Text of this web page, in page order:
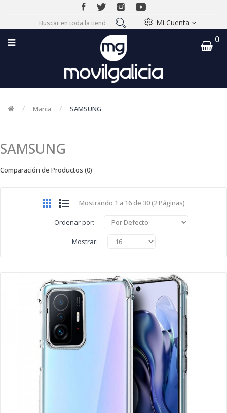
Mi Cuenta
0
Marca SAMSUNG
SAMSUNG
Comparación de Productos (0)
Mostrando 1 a 16 de 30 (2 Páginas)
Ordenar por:
Mostrar: